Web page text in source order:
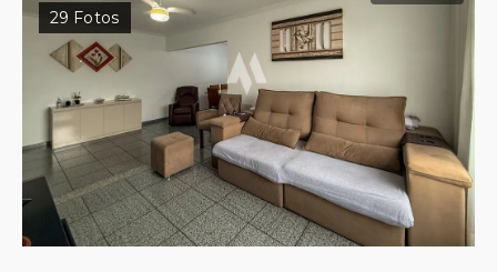
29 Fotos